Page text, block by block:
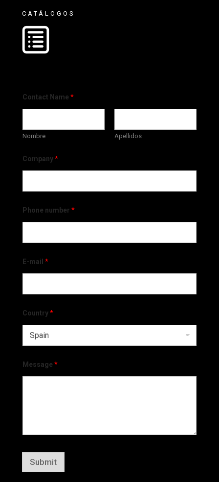
CATÁLOGOS
Contact Name *
Nombre Apellidos
Company*
Phone number *
E-mail *
Country*
Message *
Submit